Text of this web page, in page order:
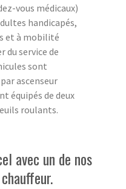
vous médicaux)
handicapés,
et à mobilité
du service de
sont
ascenseur
équipés de deux
roulants.
avec un de nos